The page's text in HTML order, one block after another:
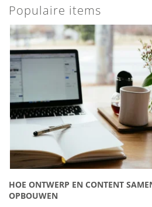
Populaire items
HOE ONTWERP EN CONTENT
OPBOUWEN